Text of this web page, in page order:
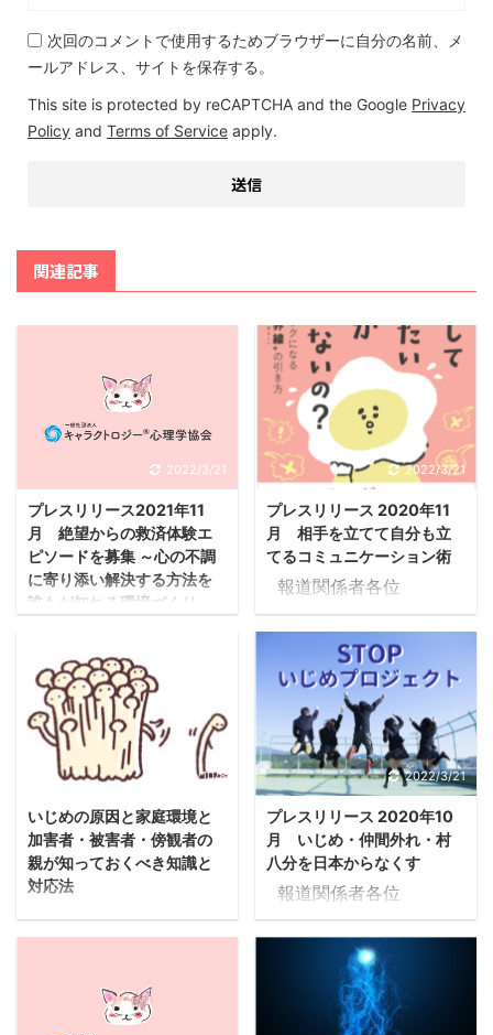
次回のコメントで使用するためブラウザーに自分の名前、メ
ールアドレス、サイトを保存する。
This site is protected by reCAPTCHA and the Google Privacy
Policy and Terms of Service apply.
関連記事
2022/3/21
プレスリリース2021年11
月 絶望からの救済体験エ
ピソードを募集 ～心の不調
に寄り添い解決する方法を
誰もが知れる環境づくり～
6周年を迎える愛媛県松
山市の一般社団法人HIT
キャラクトロジー心理学
協会（以下、協会
https://characterogy.co
に不安や悩みを抱える人
たちが増大しているのを
受け、適切なメンタルケ
アとサポート方法を⼀般
に広く普及させることを
(https://award.characte
rogy.com) 「こころのレ
2022/3/21
プレスリリース 2020年11
月 相手を立てて自分も立
てるコミュニケーション術
報道関係者各位
2020/11/1 一般社団法人
HITキャラクトロジー心
理学協会 相手を立てて
自分も立てるコミュニケ
ーション術 親子・職場・
恋愛・夫婦・友人関係で
もう相手の顔色が気にな
らなくなる 昨年『“あの
人”との境界線の引き
方 セラピストのための
バウンダリーの教科書』
（ＢＡＢジャパン）を出
ロジー心理学協会（愛媛
県松山市）理事長の山本
美穂子は「Ｎｏが言えな
2020/10/8
いじめの原因と家庭環境と
加害者・被害者・傍観者の
親が知っておくべき知識と
対応法
［いじめ］とは
（Wikipediaより抜粋）
尊心を損わせ弱体化させ
ることを目的とした、執
2022/3/21
プレスリリース 2020年10
月 いじめ・仲間外れ・村
八分を日本からなくす
報道関係者各位
2020/09/30 一般社団法
人HITキャラクトロジー
心理学協会 いじめ・
仲間外れ・村八分を日本
からなくす 大人も子ども